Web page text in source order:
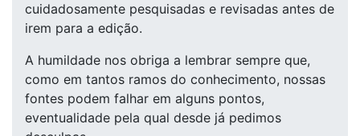
cuidadosamente pesquisadas e revisadas antes de
irem para a edição.
A humildade nos obriga a lembrar sempre que,
como em tantos ramos do conhecimento, nossas
fontes podem falhar em alguns pontos,
eventualidade pela qual desde já pedimos